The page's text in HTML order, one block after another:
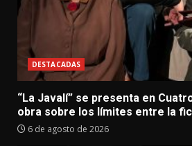
DESTACADAS
“La Javalí” se presenta en
obra sobre los límites entre la
6 de agosto de 2026